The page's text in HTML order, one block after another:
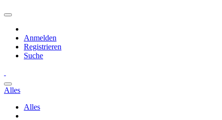
Anmelden
Registrieren
Suche
Alles
Alles